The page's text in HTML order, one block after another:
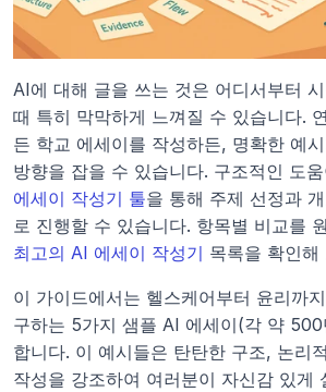
AI에 대해 글을 쓰는 것은 어디서부터
때 특히 막막하게 느껴질 수 있습니다.
든 학교 에세이를 작성하든, 명확한 예
방향을 잡을 수 있습니다. 구조적인 도
에세이 작성기 툴을 통해 주제 선정과
최고의 AI 에세이 작성기 목록을 확인해
이 가이드에서는 헬스케어부터 윤리까
구하는 5가지 샘플 AI 에세이(각 약
합니다. 이 예시들은 탄탄한 구조, 논리
작성을 강조하여 여러분이 자신감 있게